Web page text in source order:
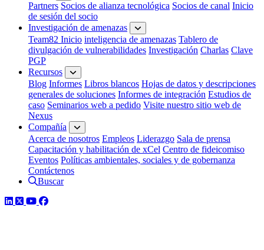
Partners Socios de alianza tecnológica Socios de canal Inicio
de sesión del socio
Investigación de amenazas
Team82 Inicio inteligencia de amenazas Tablero de
divulgación de vulnerabilidades Investigación Charlas Clave
PGP
Recursos
Blog Informes Libros blancos Hojas de datos y descripciones
generales de soluciones Informes de integración Estudios de
caso Seminarios web a pedido Visite nuestro sitio web de
Nexus
Compañía
Acerca de nosotros Empleos Liderazgo Sala de prensa
Capacitación y habilitación de xCel Centro de fideicomiso
Eventos Políticas ambientales, sociales y de gobernanza
Contáctenos
Buscar
LinkedIn
TwitterYouTube
Facebook